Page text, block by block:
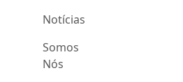
Notícias
Somos
Nós